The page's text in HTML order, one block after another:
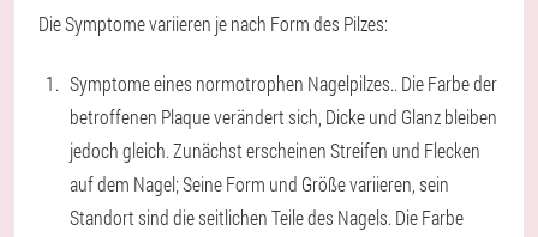
Die Symptome variieren je nach Form des Pilzes:
Symptome eines normotrophen Nagelpilzes.. Die Farbe der
betroffenen Plaque verändert sich, Dicke und Glanz bleiben
jedoch gleich. Zunächst erscheinen Streifen und Flecken
auf dem Nagel; Seine Form und Größe variieren, sein
Standort sind die seitlichen Teile des Nagels. Die Farbe